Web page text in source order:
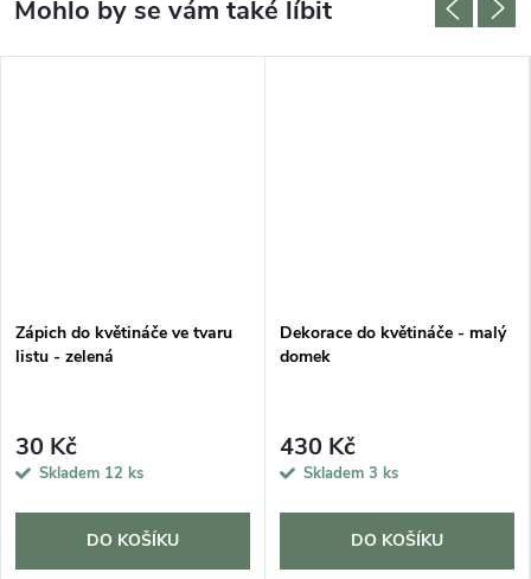
Zápich do květináče ve tvaru
listu - zelená
30 Kč
Skladem 12 ks
DO KOŠÍKU
Dekorace do květináče - malý
domek
430 Kč
Skladem 3 ks
DO KOŠÍKU